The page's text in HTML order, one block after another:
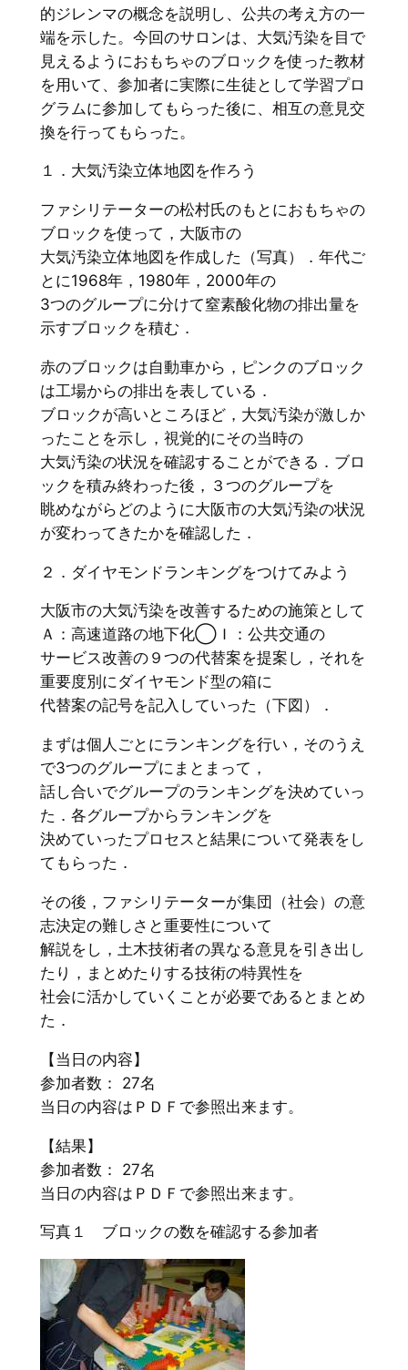
的ジレンマの概念を説明し、公共の考え方の一
端を示した。今回のサロンは、大気汚染を目で
見えるようにおもちゃのブロックを使った教材
を用いて、参加者に実際に生徒として学習プロ
グラムに参加してもらった後に、相互の意見交
換を行ってもらった。
１．大気汚染立体地図を作ろう
ファシリテーターの松村氏のもとにおもちゃの
ブロックを使って，大阪市の
大気汚染立体地図を作成した（写真）．年代ご
とに1968年，1980年，2000年の
3つのグループに分けて窒素酸化物の排出量を
示すブロックを積む．
赤のブロックは自動車から，ピンクのブロック
は工場からの排出を表している．
ブロックが高いところほど，大気汚染が激しか
ったことを示し，視覚的にその当時の
大気汚染の状況を確認することができる．ブロ
ックを積み終わった後，３つのグループを
眺めながらどのように大阪市の大気汚染の状況
が変わってきたかを確認した．
２．ダイヤモンドランキングをつけてみよう
大阪市の大気汚染を改善するための施策として
Ａ：高速道路の地下化◯Ｉ：公共交通の
サービス改善の９つの代替案を提案し，それを
重要度別にダイヤモンド型の箱に
代替案の記号を記入していった（下図）．
まずは個人ごとにランキングを行い，そのうえ
で3つのグループにまとまって，
話し合いでグループのランキングを決めていっ
た．各グループからランキングを
決めていったプロセスと結果について発表をし
てもらった．
その後，ファシリテーターが集団（社会）の意
志決定の難しさと重要性について
解説をし，土木技術者の異なる意見を引き出し
たり，まとめたりする技術の特異性を
社会に活かしていくことが必要であるとまとめ
た．
【当日の内容】
参加者数： 27名
当日の内容はＰＤＦで参照出来ます。
【結果】
参加者数： 27名
当日の内容はＰＤＦで参照出来ます。
写真１ ブロックの数を確認する参加者